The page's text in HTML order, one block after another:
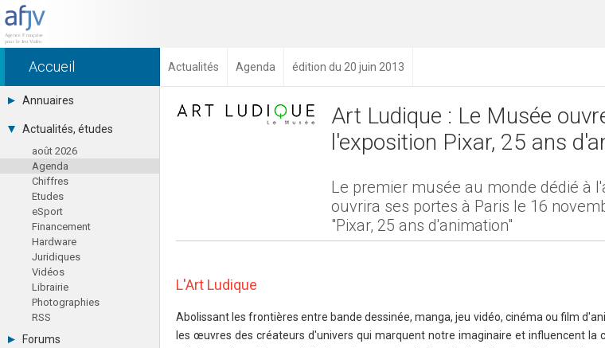
Accueil Actualités Agenda édition du 20 juin 2013
Annuaires
Toutes les sociétés (691)
Studios (418)
Editeurs (49)
Distributeurs (16)
Hard. / Accessoires (10)
Middlewares (15)
Prestataires (99)
Assoc. / Syndicats (21)
Formations / Ecoles (46)
Presse spécialisée (17)
Actualités, études
août 2026
Agenda
Chiffres
Etudes
eSport
Financement
Hardware
Juridiques
Vidéos
Librairie
Photographies
RSS
Forums
Art Ludique : Le Musée
l'exposition Pixar, 25 ans
Le premier musée au monde dédié à
ouvrira ses portes à Paris le 16
"Pixar, 25 ans d'animation"
L'Art Ludique
Abolissant les frontières entre bande dessinée, manga, jeu vidéo, cinéma ou film
les œuvres des créateurs d'univers qui marquent notre imaginaire et influencent la